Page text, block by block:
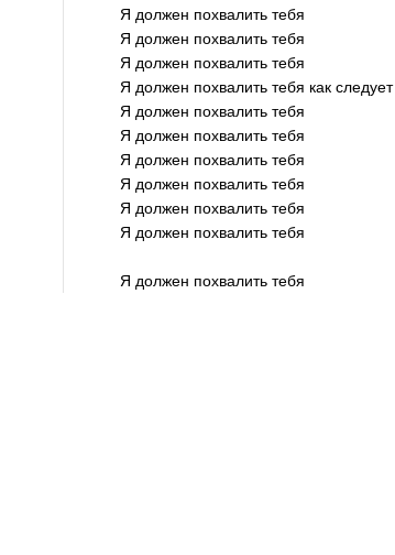
Я должен похвалить тебя
Я должен похвалить тебя
Я должен похвалить тебя
Я должен похвалить тебя как следует
Я должен похвалить тебя
Я должен похвалить тебя
Я должен похвалить тебя
Я должен похвалить тебя
Я должен похвалить тебя
Я должен похвалить тебя
Я должен похвалить тебя